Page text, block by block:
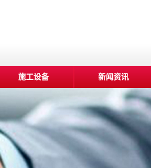
施工设备 新闻资讯